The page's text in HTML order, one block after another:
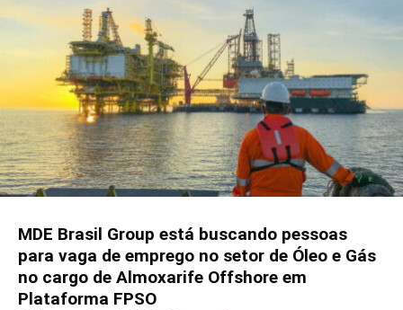
MDE Brasil Group está buscando pessoas
para vaga de emprego no setor de Óleo e Gás
no cargo de Almoxarife Offshore em
Plataforma FPSO